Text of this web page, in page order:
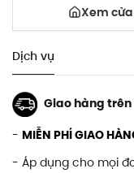
Xem
Dịch vụ
Giao hàng
- MIỄN PHÍ GIAO
- Áp dụng cho mọi